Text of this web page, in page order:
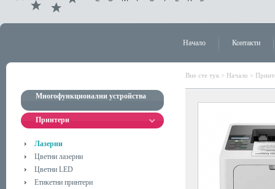
Начало Контакти
Многофункционални устройства
Принтери
Лазерни
Цветни лазерни
Цветни LED
Етикетни принтери
Вие сте тук > Начало >